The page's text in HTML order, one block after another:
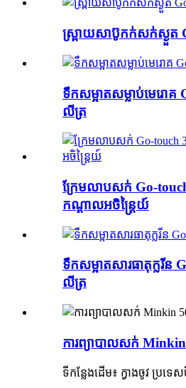
ស្ព្រាយសាប៊ូកក់សក់ស្ងួត
ទឹកសម្អាតសម្លាប់មេរោ
លីត្រ
ក្រែមលាបសក់ Go-
កណ្តាលអចិន្ត្រៃយ៍
ទឹកសម្អាតសារធាតុក្លរី
លីត្រ
ការព្យាបាលសក់ Minkin
ទីកន្លែងដើម៖ ក្វាងចូវ ប្រទេ